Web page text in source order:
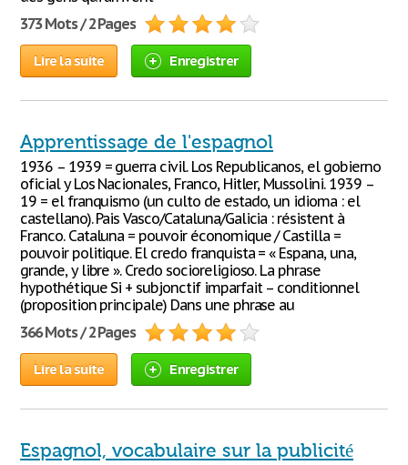
373 Mots / 2 Pages
Lire la suite Enregistrer
Apprentissage de l'espagnol
1936 – 1939 = guerra civil. Los Republicanos, el gobierno
oficial y Los Nacionales, Franco, Hitler, Mussolini. 1939 –
19 = el franquismo (un culto de estado, un idioma : el
castellano). Pais Vasco/Cataluna/Galicia : résistent à
Franco. Cataluna = pouvoir économique / Castilla =
pouvoir politique. El credo franquista = « Espana, una,
grande, y libre ». Credo socioreligioso. La phrase
hypothétique Si + subjonctif imparfait – conditionnel
(proposition principale) Dans une phrase au
366 Mots / 2 Pages
Lire la suite Enregistrer
Espagnol, vocabulaire sur la publicité